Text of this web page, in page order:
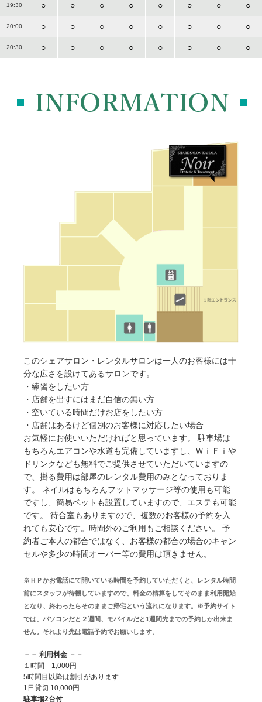
19:30 ○ ○ ○ ○ ○ ○ ○ ○
20:00 ○ ○ ○ ○ ○ ○ ○ ○
20:30 ○ ○ ○ ○ ○ ○ ○ ○
このシェアサロン・レンタルサロンは一人のお客様には十
分な広さを設けてあるサロンです。
・練習をしたい方
・店舗を出すにはまだ自信の無い方
・空いている時間だけお店をしたい方
・店舗はあるけど個別のお客様に対応したい場合
お気軽にお使いいただければと思っています。 駐車場は
もちろんエアコンや水道も完備していますし、ＷｉＦｉや
ドリンクなども無料でご提供させていただいていますの
で、掛る費用は部屋のレンタル費用のみとなっておりま
す。 ネイルはもちろんフットマッサージ等の使用も可能
ですし、簡易ベットも設置していますので、エステも可能
です。 待合室もありますので、複数のお客様の予約を入
れても安心です。時間外のご利用もご相談ください。 予
約者ご本人の都合ではなく、お客様の都合の場合のキャン
セルや多少の時間オーバー等の費用は頂きません。
※ＨＰかお電話にて開いている時間を予約していただくと、レンタル時間
前にスタッフが待機していますので、料金の精算をしてそのまま利用開始
となり、終わったらそのままご帰宅という流れになります。※予約サイト
では、パソコンだと２週間、モバイルだと1週間先までの予約しか出来ま
せん。それより先は電話予約でお願いします。
－－ 利用料金 －－
１時間 1,000円
5時間目以降は割引があります
1日貸切 10,000円
駐車場2台付